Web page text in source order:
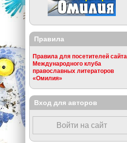
Правила
Правила для посетителей сайта
Международного клуба
православных литераторов
«Омилия»
Вход для авторов
Войти на сайт